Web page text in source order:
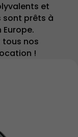
et
sont prêts à
tous nos
!